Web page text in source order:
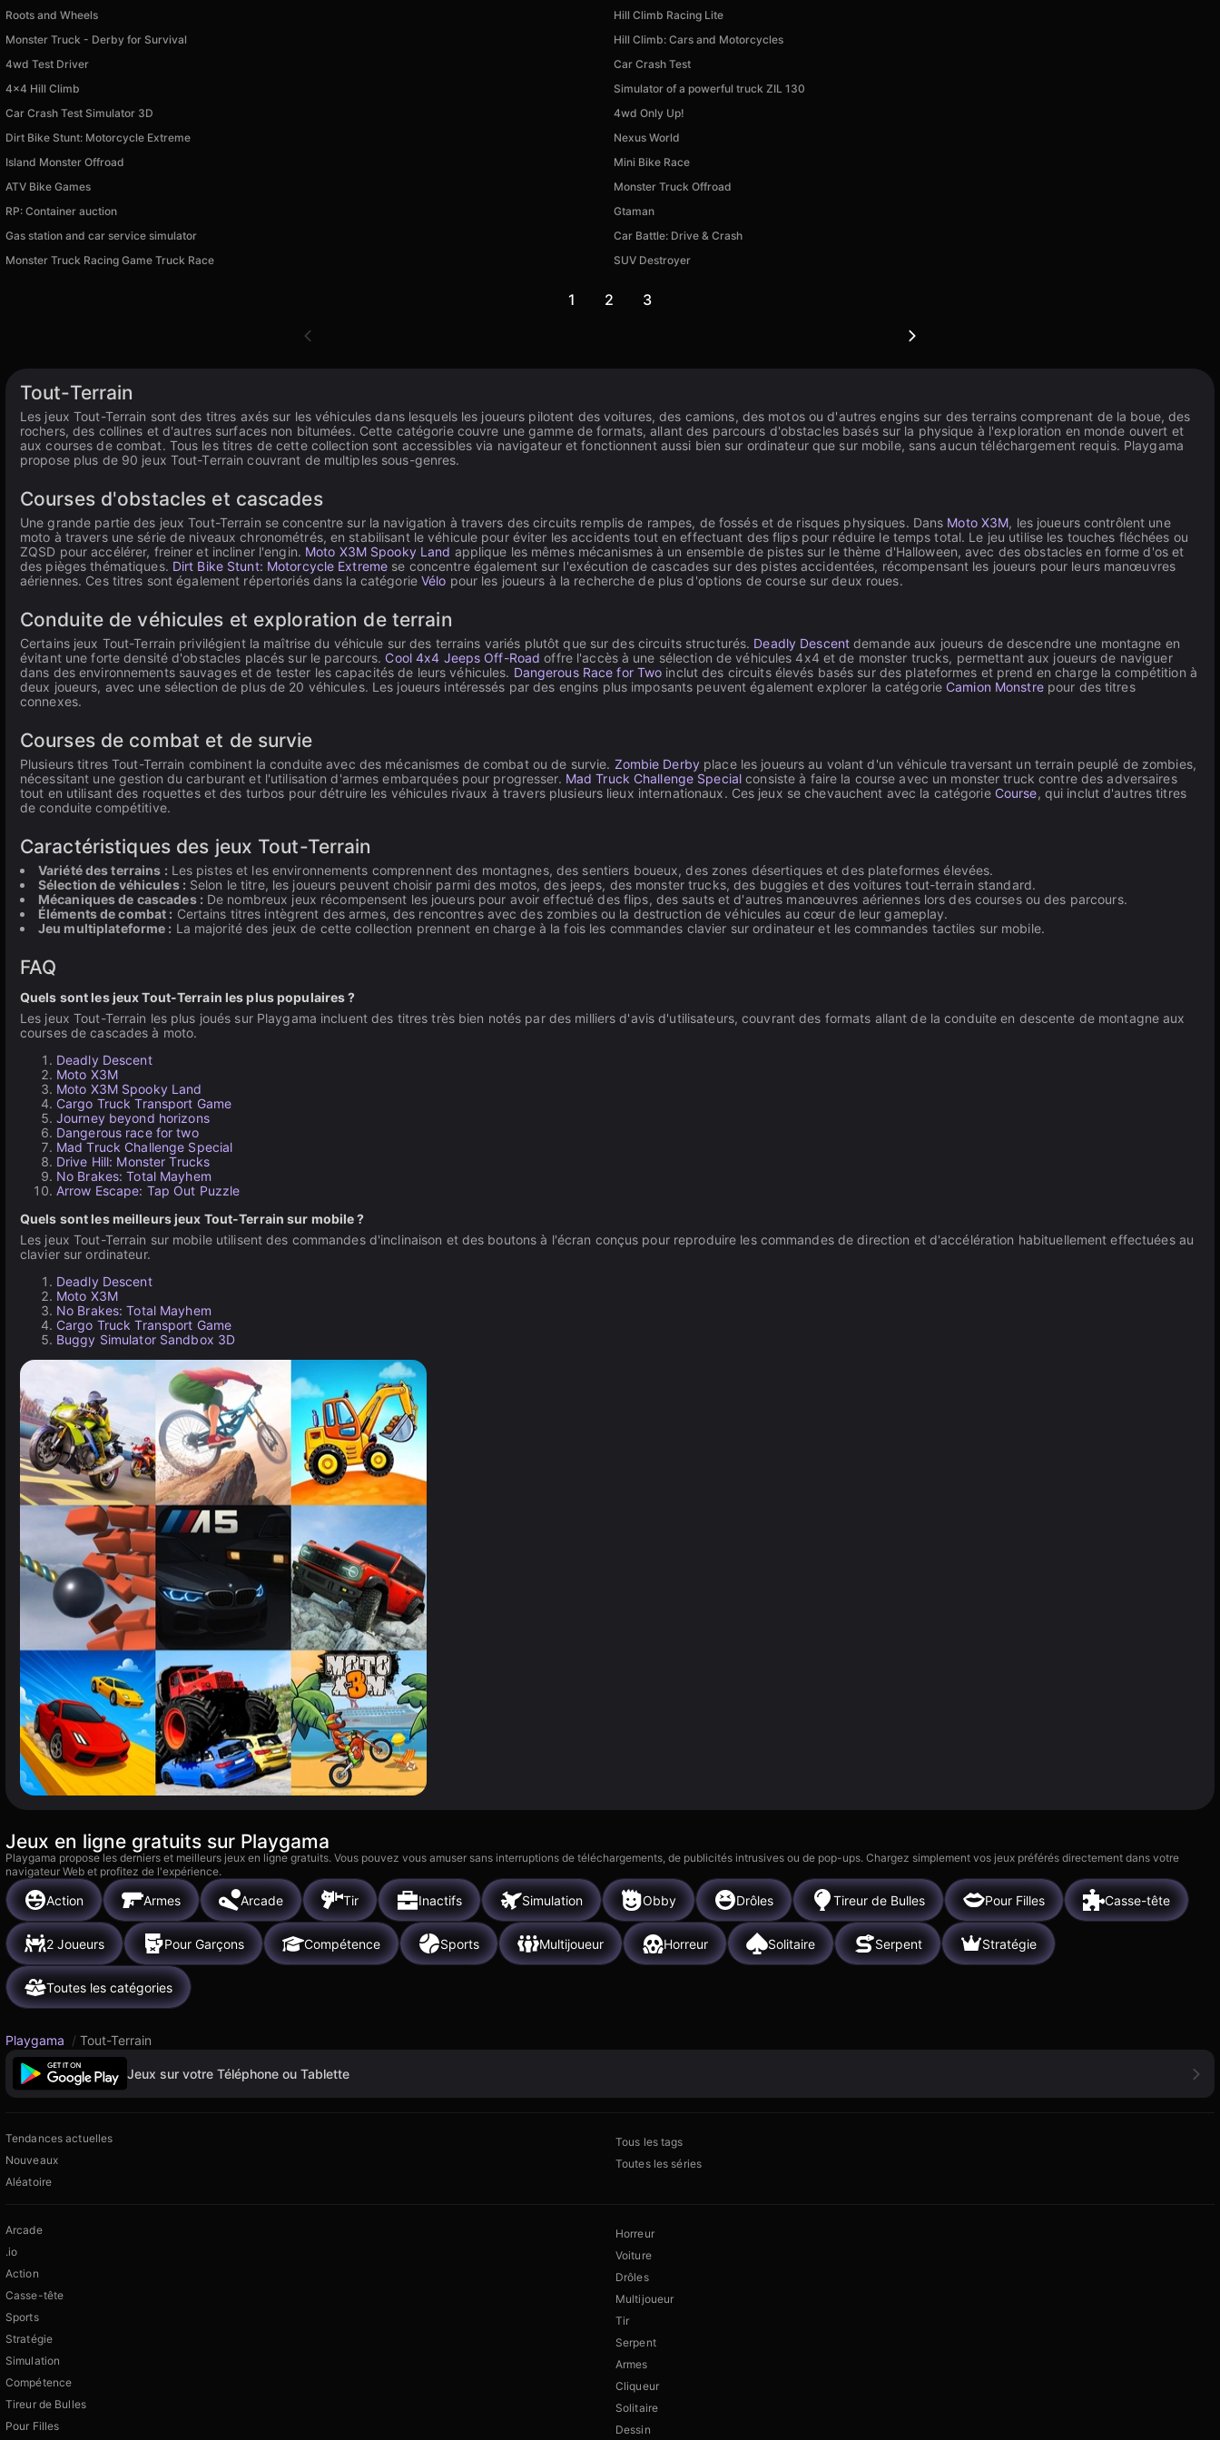
Roots and Wheels
Hill Climb Racing Lite
Monster Truck - Derby for Survival
Hill Climb: Cars and Motorcycles
4wd Test Driver
Car Crash Test
4x4 Hill Climb
Simulator of a powerful truck ZIL 130
Car Crash Test Simulator 3D
4wd Only Up!
Dirt Bike Stunt: Motorcycle Extreme
Nexus World
Island Monster Offroad
Mini Bike Race
ATV Bike Games
Monster Truck Offroad
RP: Container auction
Gtaman
Gas station and car service simulator
Car Battle: Drive & Crash
Monster Truck Racing Game Truck Race
SUV Destroyer
1 2 3
Tout-Terrain
Les jeux Tout-Terrain sont des titres axés sur les véhicules dans lesquels les joueurs pilotent des voitures, des camions, des motos ou d'autres engins sur des terrains comprenant de la boue, des
rochers, des collines et d'autres surfaces non bitumées. Cette catégorie couvre une gamme de formats, allant des parcours d'obstacles basés sur la physique à l'exploration en monde ouvert et
aux courses de combat. Tous les titres de cette collection sont accessibles via navigateur et fonctionnent aussi bien sur ordinateur que sur mobile, sans aucun téléchargement requis. Playgama
propose plus de 90 jeux Tout-Terrain couvrant de multiples sous-genres.
Courses d'obstacles et cascades
Une grande partie des jeux Tout-Terrain se concentre sur la navigation à travers des circuits remplis de rampes, de fossés et de risques physiques. Dans Moto X3M, les joueurs contrôlent une
moto à travers une série de niveaux chronométrés, en stabilisant le véhicule pour éviter les accidents tout en effectuant des flips pour réduire le temps total. Le jeu utilise les touches fléchées ou
ZQSD pour accélérer, freiner et incliner l'engin. Moto X3M Spooky Land applique les mêmes mécanismes à un ensemble de pistes sur le thème d'Halloween, avec des obstacles en forme d'os et
des pièges thématiques. Dirt Bike Stunt: Motorcycle Extreme se concentre également sur l'exécution de cascades sur des pistes accidentées, récompensant les joueurs pour leurs manœuvres
aériennes. Ces titres sont également répertoriés dans la catégorieVélo pour les joueurs à la recherche de plus d'options de course sur deux roues.
Conduite de véhicules et exploration de terrain
Certains jeux Tout-Terrain privilégient la maîtrise du véhicule sur des terrains variés plutôt que sur des circuits structurés. Deadly Descent demande aux joueurs de descendre une montagne en
évitant une forte densité d'obstacles placés sur le parcours. Cool 4x4 Jeeps Off-Road offre l'accès à une sélection de véhicules 4x4 et de monster trucks, permettant aux joueurs de naviguer
dans des environnements sauvages et de tester les capacités de leurs véhicules. Dangerous Race for Two inclut des circuits élevés basés sur des plateformes et prend en charge la compétition à
deux joueurs, avec une sélection de plus de 20 véhicules. Les joueurs intéressés par des engins plus imposants peuvent également explorer la catégorie Camion Monstrepour des titres
connexes.
Courses de combat et de survie
Plusieurs titres Tout-Terrain combinent la conduite avec des mécanismes de combat ou de survie. Zombie Derbyplace les joueurs au volant d'un véhicule traversant un terrain peuplé de zombies,
nécessitant une gestion du carburant et l'utilisation d'armes embarquées pour progresser. Mad Truck Challenge Special consiste à faire la course avec un monster truck contre des adversaires
tout en utilisant des roquettes et des turbos pour détruire les véhicules rivaux à travers plusieurs lieux internationaux. Ces jeux se chevauchent avec la catégorie Course, qui inclut d'autres titres
de conduite compétitive.
Caractéristiques des jeux Tout-Terrain
Variété des terrains : Les pistes et les environnements comprennent des montagnes, des sentiers boueux, des zones désertiques et des plateformes élevées.
Sélection de véhicules : Selon le titre, les joueurs peuvent choisir parmi des motos, des jeeps, des monster trucks, des buggies et des voitures tout-terrain standard.
Mécaniques de cascades : De nombreux jeux récompensent les joueurs pour avoir effectué des flips, des sauts et d'autres manœuvres aériennes lors des courses ou des parcours.
Éléments de combat : Certains titres intègrent des armes, des rencontres avec des zombies ou la destruction de véhicules au cœur de leur gameplay.
Jeu multiplateforme : La majorité des jeux de cette collection prennent en charge à la fois les commandes clavier sur ordinateur et les commandes tactiles sur mobile.
FAQ
Quels sont les jeux Tout-Terrain les plus populaires ?
Les jeux Tout-Terrain les plus joués sur Playgama incluent des titres très bien notés par des milliers d'avis d'utilisateurs, couvrant des formats allant de la conduite en descente de montagne aux
courses de cascades à moto.
Deadly Descent
Moto X3M
Moto X3M Spooky Land
Cargo Truck Transport Game
Journey beyond horizons
Dangerous race for two
Mad Truck Challenge Special
Drive Hill: Monster Trucks
No Brakes: Total Mayhem
Arrow Escape: Tap Out Puzzle
Quels sont les meilleurs jeux Tout-Terrain sur mobile ?
Les jeux Tout-Terrain sur mobile utilisent des commandes d'inclinaison et des boutons à l'écran conçus pour reproduire les commandes de direction et d'accélération habituellement effectuées au
clavier sur ordinateur.
Deadly Descent
Moto X3M
No Brakes: Total Mayhem
Cargo Truck Transport Game
Buggy Simulator Sandbox 3D
Jeux en ligne gratuits sur Playgama
Playgama propose les derniers et meilleurs jeux en ligne gratuits. Vous pouvez vous amuser sans interruptions de téléchargements, de publicités intrusives ou de pop-ups. Chargez simplement vos jeux préférés directement dans votre
navigateur Web et profitez de l'expérience.
Action Armes Arcade Tir Inactifs Simulation Obby Drôles Tireur de Bulles Pour Filles Casse-tête
2 Joueurs Pour Garçons Compétence Sports Multijoueur Horreur Solitaire Serpent Stratégie
Toutes les catégories
Playgama / Tout-Terrain
Jeux sur votre Téléphone ou Tablette
Tendances actuelles
Nouveaux
Aléatoire
Tous les tags
Toutes les séries
Arcade
.io
Action
Casse-tête
Sports
Stratégie
Simulation
Compétence
Tireur de Bulles
Pour Filles
Horreur
Voiture
Drôles
Multijoueur
Tir
Serpent
Armes
Cliqueur
Solitaire
Dessin